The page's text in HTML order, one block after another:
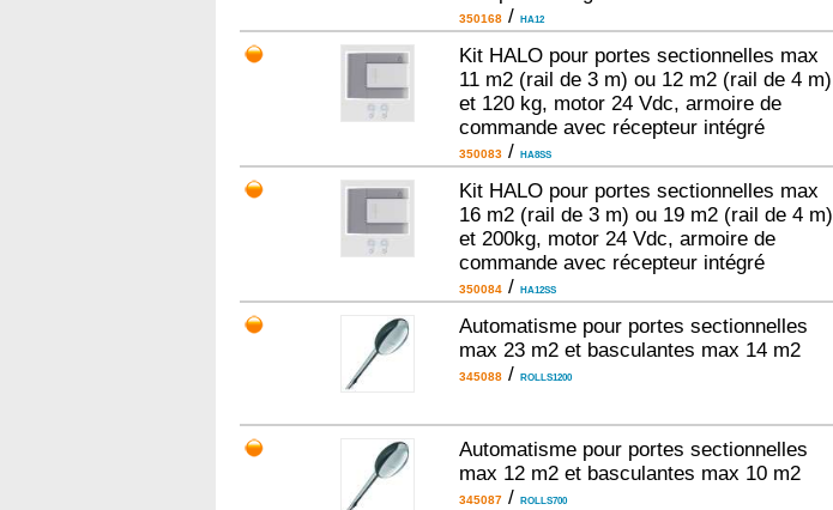
350168/ HA12
Kit HALO pour portes sectionnelles max
11 m2 (rail de 3 m) ou 12 m2 (rail de 4 m)
et 120 kg, motor 24 Vdc, armoire de
commande avec récepteur intégré
350083/ HA8SS
Kit HALO pour portes sectionnelles max
16 m2 (rail de 3 m) ou 19 m2 (rail de 4 m)
et 200kg, motor 24 Vdc, armoire de
commande avec récepteur intégré
350084/ HA12SS
Automatisme pour portes sectionnelles
max 23 m2 et basculantes max 14 m2
345088/ ROLLS1200
Automatisme pour portes sectionnelles
max 12 m2 et basculantes max 10 m2
345087/ ROLLS700